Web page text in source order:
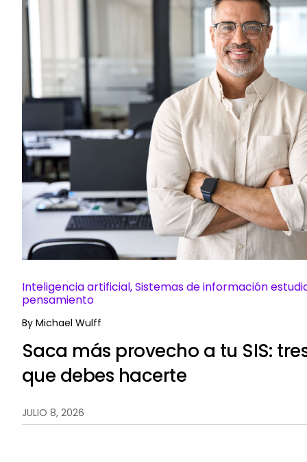
Inteligencia artificial, Sistemas de información
pensamiento
By Michael Wulff
Saca más provecho a tu SIS:
que debes hacerte
JULIO 8, 2026